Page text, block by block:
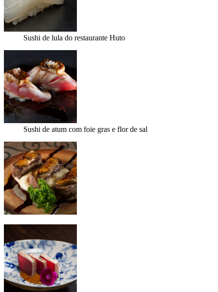
Sushi de lula do restaurante Huto
Sushi de atum com foie gras e flor de sal